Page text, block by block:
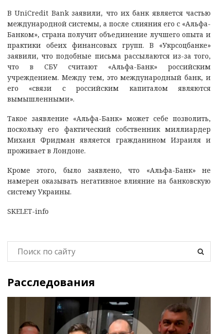
В UniCredit Bank заявили, что их банк является частью
международной системы, а после слияния его с «Альфа-
Банком», страна получит объединение лучшего опыта и
практики обеих финансовых групп. В «Укрсоцбанке»
заявили, что подобные письма рассылаются из-за того,
что в СБУ считают «Альфа-Банк» российским
учреждением. Между тем, это международный банк, и
его «связи с российским капиталом являются
вымышленными».
Такое заявление «Альфа-Банк» может себе позволить,
поскольку его фактический собственник миллиардер
Михаил Фридман является гражданином Израиля и
проживает в Лондоне.
Кроме этого, было заявлено, что «Альфа-Банк» не
намерен оказывать негативное влияние на банковскую
систему Украины.
SKELET-info
Расследования